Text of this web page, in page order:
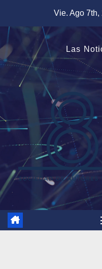
contenido
Vie. Ago 7th,
Las